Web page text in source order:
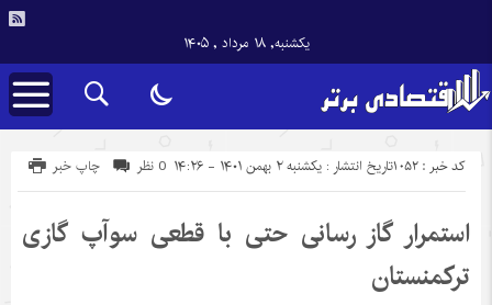
یکشنبه, ۱۸ مرداد , ۱۴۰۵
تاریخ انتشار : یکشنبه ۲ بهمن ۱۴۰۱ - ۱۴:۲۶ کد خبر : 1052 چاپ خبر 0 نظر
استمرار گاز رسانی حتی با قطعی سوآپ گازی
ترکمنستان